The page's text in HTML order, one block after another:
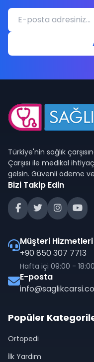
Türkiye'nin sağlık
Çarşısı ile medikal
gelsin. Güvenli ödeme
Bizi Takip Edin
Müşteri Hizmetleri
+90 850 307 7713
Hafta içi 09:00 - 18:00
E-posta
Popüler
Ortopedi
İlk Yardım